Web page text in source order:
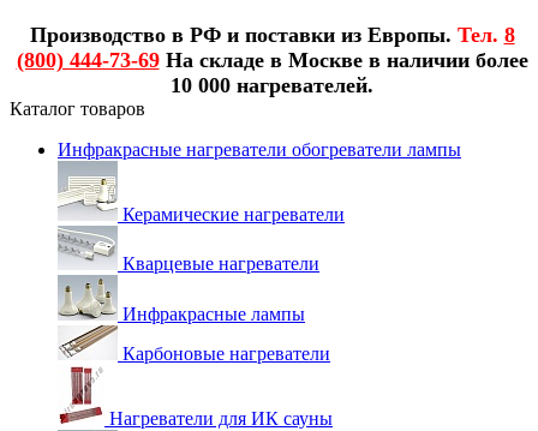
Производство в РФ и поставки из Европы. Тел. 8
(800) 444-73-69На складе в Москве в наличии более
10 000 нагревателей.
Каталог товаров
Инфракрасные нагреватели обогреватели лампы
Керамические нагреватели
Кварцевые нагреватели
Инфракрасные лампы
Карбоновые нагреватели
Нагреватели для ИК сауны